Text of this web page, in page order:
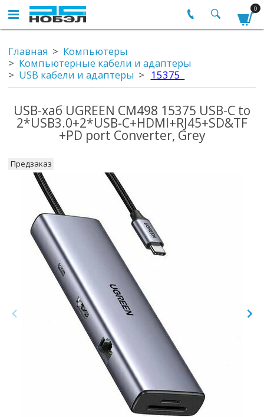
0
Главная
Компьютеры
Компьютерные кабели и адаптеры
USB кабели и адаптеры
15375_
USB-хаб UGREEN CM498 15375 USB-C to
2*USB3.0+2*USB-C+HDMI+RJ45+SD&TF
+PD port Converter, Grey
Предзаказ